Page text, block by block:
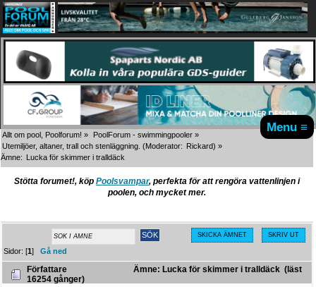
Menu ≡
Allt om pool, Poolforum! » PoolForum - swimmingpooler »
Utemiljöer, altaner, trall och stenläggning. (Moderator: Rickard) »
Ämne: Lucka för skimmer i tralldäck
Stötta forumet!, köp Poolsvampar, perfekta för att rengöra vattenlinjen i
poolen, och mycket mer.
SKICKA ÄMNET SKRIV UT
Sidor: [1]Gå ned
Författare
Ämne: Lucka för skimmer i tralldäck (läst
16254 gånger)